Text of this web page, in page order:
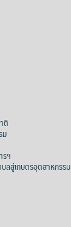
ติ
ม
ฯ
ลสู่เกษตรอุตสาหกรรม